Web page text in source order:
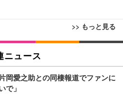
>> もっと見る
ィスチェア 椅子 テレワーク 疲れな
アームレスト コンパクト 約105度ロッ
椅子 360度回転 座面昇降 強化ナイロ
通気性メッシュ 在宅ワーク H-WY01
足)
向けプレミアムモニター | FlexScan
| 31.5型4K UHD・USB Type-C・ホワ
ック ペットシーツ 薄型 レギュラー 1
料 ホワイト 300枚
ニュース
岡愛之助との同棲報道でファンに
で」